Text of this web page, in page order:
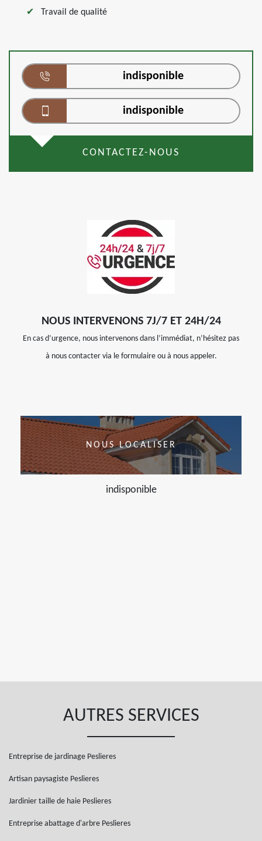
Travail de qualité
indisponible
indisponible
CONTACTEZ-NOUS
NOUS INTERVENONS 7J/7 ET 24H/24
En cas d’urgence, nous intervenons dans l’immédiat, n’hésitez pas
à nous contacter via le formulaire ou à nous appeler.
NOUS LOCALISER
indisponible
AUTRES SERVICES
Entreprise de jardinage Peslieres
Artisan paysagiste Peslieres
Jardinier taille de haie Peslieres
Entreprise abattage d'arbre Peslieres